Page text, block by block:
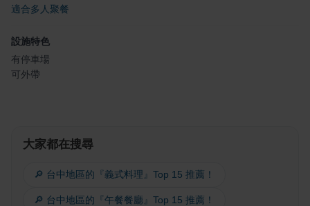
適合多人聚餐
設施特色
有停車場
可外帶
大家都在搜尋
🔎 台中地區的『義式料理』Top 15 推薦！
🔎 台中地區的『午餐餐廳』Top 15 推薦！